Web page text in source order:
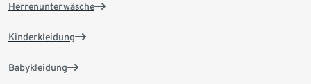
Herrenunterwäsche
Kinderkleidung
Babykleidung